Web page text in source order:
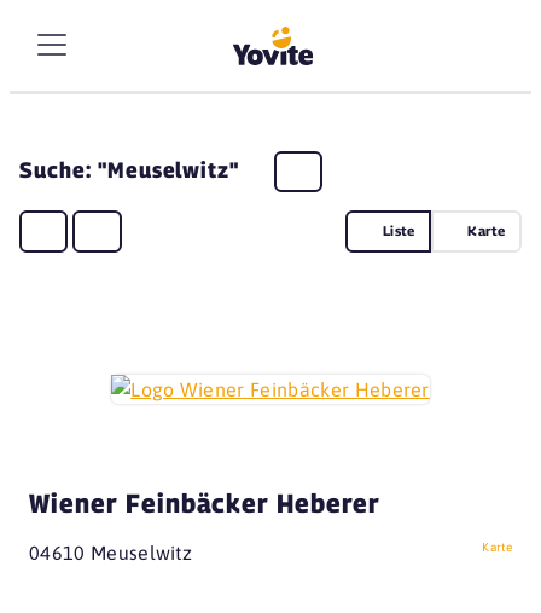
Suche: "Meuselwitz"
Liste Karte
Wiener Feinbäcker Heberer
04610 Meuselwitz Karte